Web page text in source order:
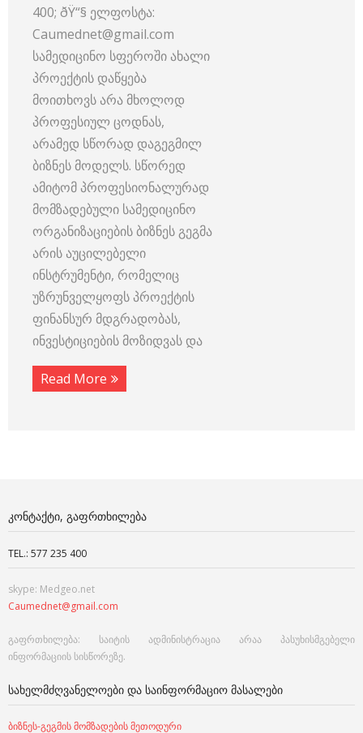
400; ðŸ“§ ელფოსტა:
Caumednet@gmail.com
სამედიცინო სფეროში ახალი
პროექტის დაწყება
მოითხოვს არა მხოლოდ
პროფესიულ ცოდნას,
არამედ სწორად დაგეგმილ
ბიზნეს მოდელს. სწორედ
ამიტომ პროფესიონალურად
მომზადებული სამედიცინო
ორგანიზაციების ბიზნეს გეგმა
არის აუცილებელი
ინსტრუმენტი, რომელიც
უზრუნველყოფს პროექტის
ფინანსურ მდგრადობას,
ინვესტიციების მოზიდვას და
Read More
ᲙᲝᲜᲢᲐᲥᲢᲘ, ᲒᲐᲤᲠᲗᲮᲘᲚᲔᲑᲐ
TEL.: 577 235 400
skype: Medgeo.net
Caumednet@gmail.com
გაფრთხილება: საიტის ადმინისტრაცია არაა პასუხისმგებელი
ინფორმაციის სისწორეზე.
ᲡᲐᲮᲔᲚᲛᲫᲦᲕᲐᲜᲔᲚᲝᲔᲑᲘ ᲓᲐ ᲡᲐᲘᲜᲤᲝᲠᲛᲐᲪᲘᲝ ᲛᲐᲡᲐᲚᲔᲑᲘ
ბიზნეს-გეგმის მომზადების მეთოდური